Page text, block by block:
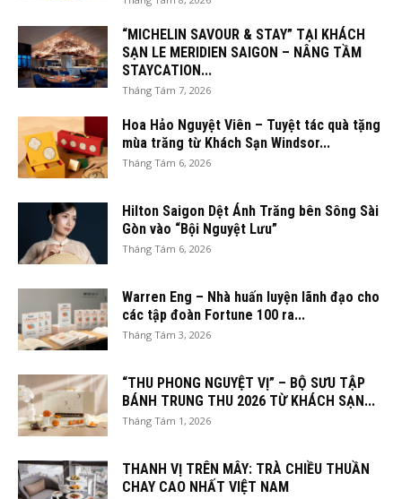
“MICHELIN SAVOUR & STAY” TẠI KHÁCH
SẠN LE MERIDIEN SAIGON – NÂNG TẦM
STAYCATION...
Tháng Tám 7, 2026
Hoa Hảo Nguyệt Viên – Tuyệt tác quà tặng
mùa trăng từ Khách Sạn Windsor...
Tháng Tám 6, 2026
Hilton Saigon Dệt Ánh Trăng bên Sông Sài
Gòn vào “Bội Nguyệt Lưu”
Tháng Tám 6, 2026
Warren Eng – Nhà huấn luyện lãnh đạo cho
các tập đoàn Fortune 100 ra...
Tháng Tám 3, 2026
“THU PHONG NGUYỆT VỊ” – BỘ SƯU TẬP
BÁNH TRUNG THU 2026 TỪ KHÁCH SẠN...
Tháng Tám 1, 2026
THANH VỊ TRÊN MÂY: TRÀ CHIỀU THUẦN
CHAY CAO NHẤT VIỆT NAM